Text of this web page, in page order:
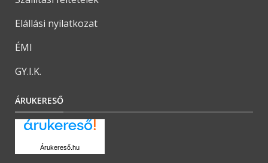
Elállási nyilatkozat
ÉMI
GY.I.K.
ÁRUKERESŐ
Árukereső.hu